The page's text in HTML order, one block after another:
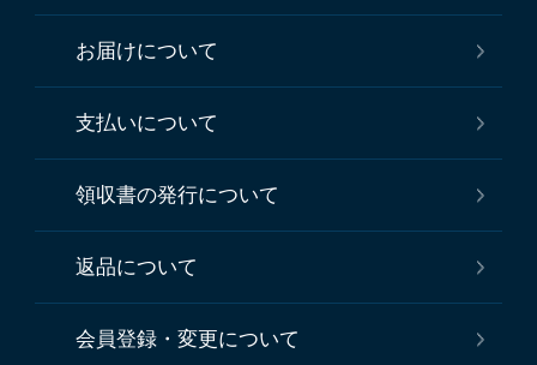
お届けについて
支払いについて
領収書の発行について
返品について
会員登録・変更について